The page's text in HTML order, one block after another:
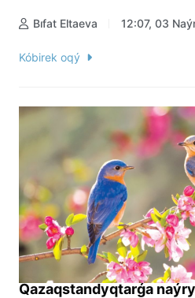
Bıfat Eltaeva 12:07, 03
Kóbirek oqý
Qazaqstandyqtarǵa